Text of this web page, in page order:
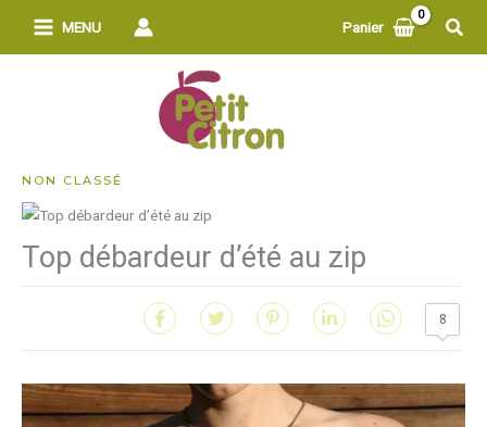
MENU Panier
NON CLASSÉ
Top débardeur d’été au zip
8